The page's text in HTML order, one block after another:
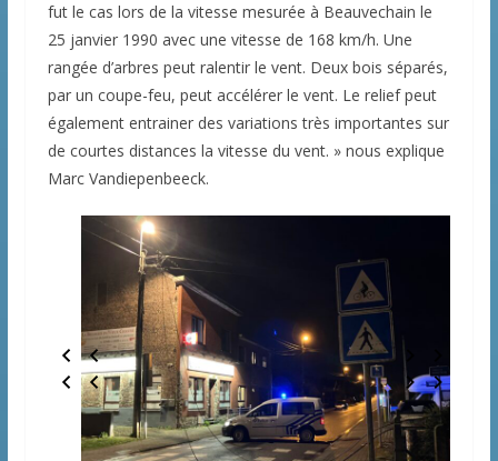
fut le cas lors de la vitesse mesurée à Beauvechain le
25 janvier 1990 avec une vitesse de 168 km/h. Une
rangée d’arbres peut ralentir le vent. Deux bois séparés,
par un coupe-feu, peut accélérer le vent. Le relief peut
également entrainer des variations très importantes sur
de courtes distances la vitesse du vent. » nous explique
Marc Vandiepenbeeck.